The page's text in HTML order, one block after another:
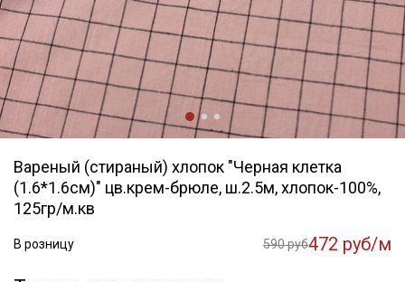
Вареный (стираный) хлопок "Черная клетка
(1.6*1.6см)" цв.крем-брюле, ш.2.5м, хлопок-100%,
125гр/м.кв
В розницу 590 руб472 руб/м